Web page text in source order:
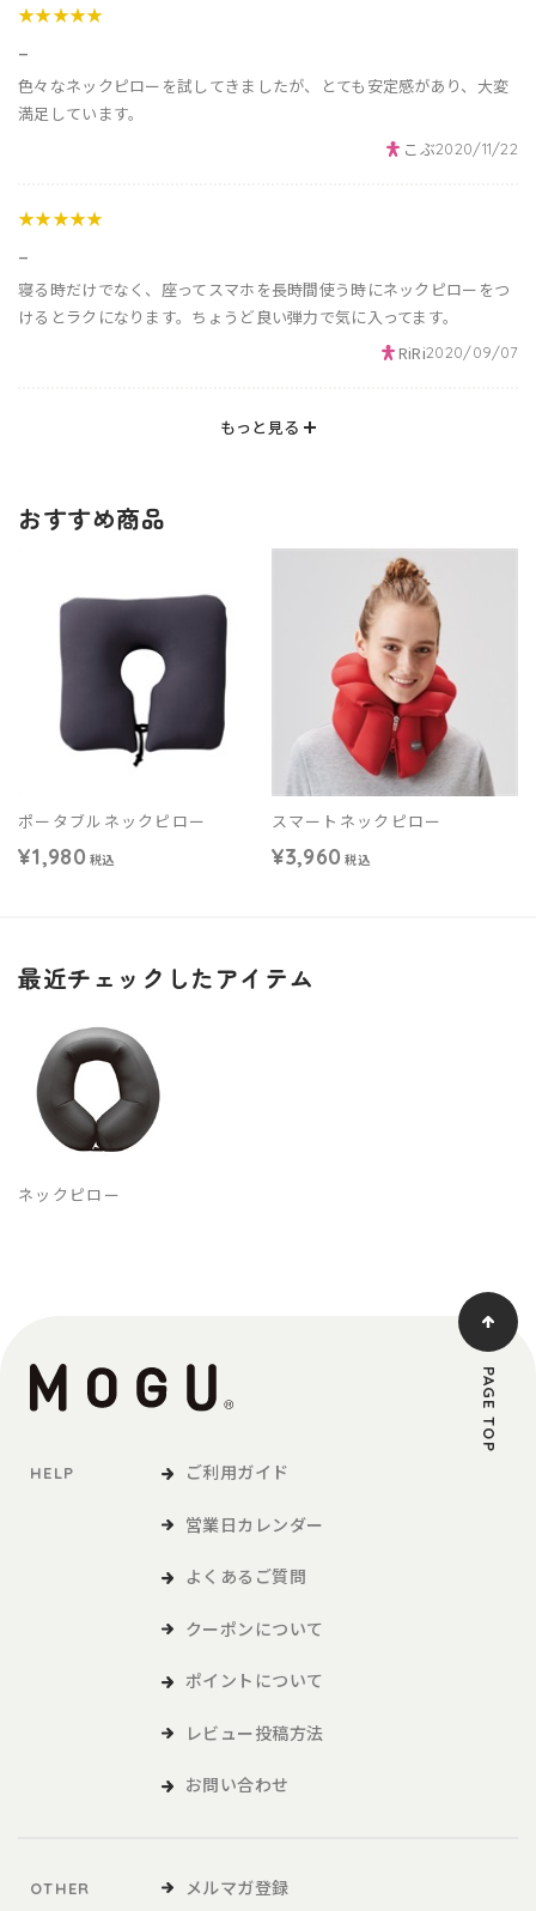
★★★★★
色々なネックピローを試してきましたが、とても安定感があり、大変
満足しています。
こぶ2020/11/22
★★★★★
寝る時だけでなく、座ってスマホを長時間使う時にネックピローをつ
けるとラクになります。ちょうど良い弾力で気に入ってます。
RiRi2020/09/07
もっと見る
おすすめ商品
ポータブルネックピロー
¥1,980 税込
スマートネックピロー
¥3,960 税込
最近チェックしたアイテム
ネックピロー
HELP ご利用ガイド
営業日カレンダー
よくあるご質問
クーポンについて
ポイントについて
レビュー投稿方法
お問い合わせ
OTHER メルマガ登録
PAGE TOP